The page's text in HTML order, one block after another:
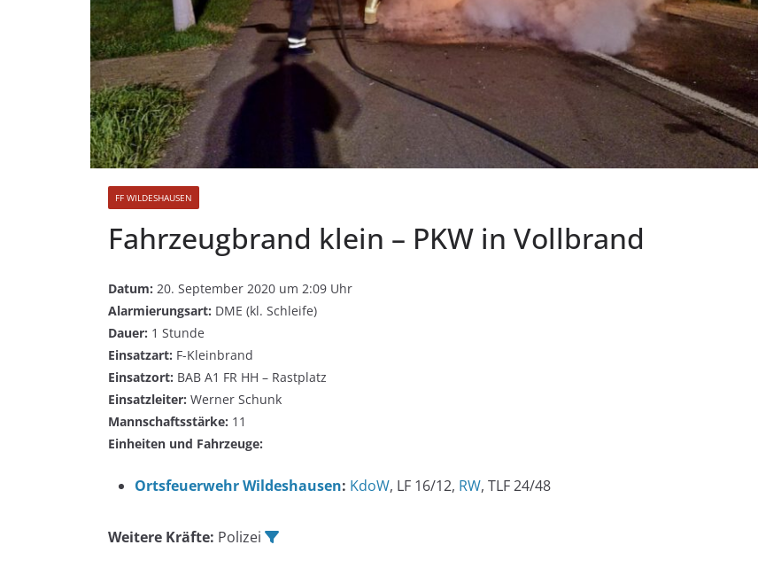
FF WILDESHAUSEN
Fahrzeugbrand klein – PKW in Vollbrand
Datum: 20. September 2020 um 2:09 Uhr
Alarmierungsart: DME (kl. Schleife)
Dauer: 1 Stunde
Einsatzart: F-Kleinbrand
Einsatzort: BAB A1 FR HH – Rastplatz
Einsatzleiter: Werner Schunk
Mannschaftsstärke: 11
Einheiten und Fahrzeuge:
Ortsfeuerwehr Wildeshausen: KdoW, LF 16/12, RW, TLF 24/48
Weitere Kräfte: Polizei